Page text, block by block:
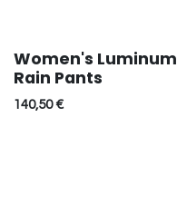
Women's Luminum
Rain Pants
140,50€